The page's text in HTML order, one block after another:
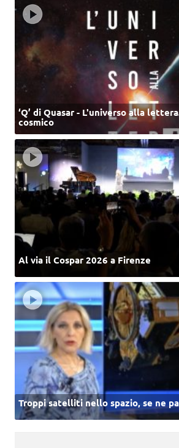
‘Q’ di Quasar - L'universo alla
cosmico
Al via il Cospar 2026 a Firenze
Troppi satelliti nello spazio, se ne